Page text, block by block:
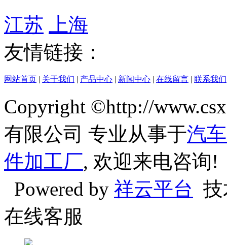
江苏
上海
友情链接：
网站首页 | 关于我们 | 产品中心 | 新闻中心 | 在线留言 | 联系我们
Copyright ©http://
有限公司 专业从事于汽
件加工厂, 欢迎来电咨询!
Powered by 祥云平台
在线客服